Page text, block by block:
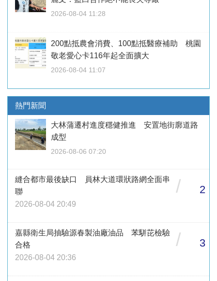
2026-08-04 11:28
200點抵農會消費、100點抵醫療補助 桃園
敬老愛心卡116年起全面擴大
2026-08-04 11:07
熱門新聞
大林蒲遷村進度穩健推進 安置地街廓道路
成型
2026-08-06 07:20
縫合都市最後缺口 員林大道環狀路網全面串
聯
2026-08-04 20:49
/ 2
嘉縣衛生局抽驗源春製油廠油品 苯駢芘檢驗
合格
2026-08-04 20:36
/ 3